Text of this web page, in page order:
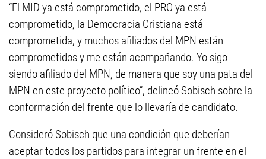
“El MID ya está comprometido, el PRO ya está
comprometido, la Democracia Cristiana está
comprometida, y muchos afiliados del MPN están
comprometidos y me están acompañando. Yo sigo
siendo afiliado del MPN, de manera que soy una pata del
MPN en este proyecto político”, delineó Sobisch sobre la
conformación del frente que lo llevaría de candidato.
Consideró Sobisch que una condición que deberían
aceptar todos los partidos para integrar un frente en el